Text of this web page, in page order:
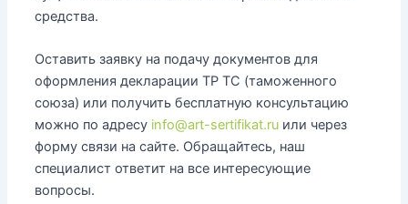
средства.
Оставить заявку на подачу документов для
оформления декларации ТР ТС (таможенного
союза) или получить бесплатную консультацию
можно по адресу info@art-sertifikat.ruили через
форму связи на сайте. Обращайтесь, наш
специалист ответит на все интересующие
вопросы.